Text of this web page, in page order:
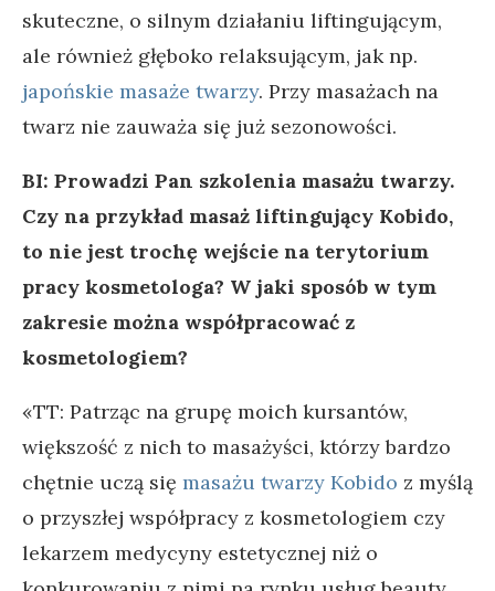
skuteczne, o silnym działaniu liftingującym,
ale również głęboko relaksującym, jak np.
japońskie masaże twarzy. Przy masażach na
twarz nie zauważa się już sezonowości.
BI: Prowadzi Pan szkolenia masażu twarzy.
Czy na przykład masaż liftingujący Kobido,
to nie jest trochę wejście na terytorium
pracy kosmetologa? W jaki sposób w tym
zakresie można współpracować z
kosmetologiem?
«TT: Patrząc na grupę moich kursantów,
większość z nich to masażyści, którzy bardzo
chętnie uczą się masażu twarzy Kobido z myślą
o przyszłej współpracy z kosmetologiem czy
lekarzem medycyny estetycznej niż o